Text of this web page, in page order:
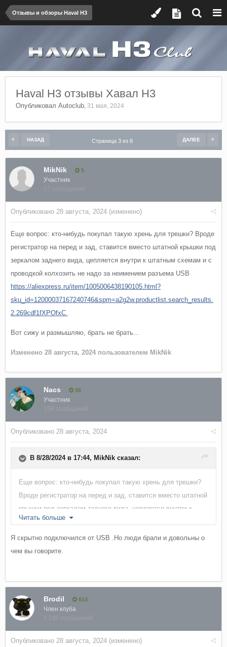
Отзывы и обзоры Haval H3
Haval H3 отзывы Хавал Н3
Опубликовал Autoclub, 31 мая, 2024
НАЗАД ДАЛЕЕ
Страница 3 из 8
MikNik 5
Участник
17 сообщений
Опубликовано 28 августа, 2024 (изменено)
Еще вопрос: кто-нибудь покупал такую хрень для трешки? Вроде
регистратор на перед и зад, ставится вместо штатной крышки под
зеркалом заднего вида, цепляется внутри к штатным схемам и с
проводкой колхозить не надо за неимением разъема USB
https://aliexpress.ru/item/1005006438190105.html?
sku_id=12000037167240746&spm=a2g2w.productlist.search_results.
2.269cdf1fXPOfxC
Вот сижу и размышляю, брать не брать...
Изменено 28 августа, 2024 пользователем MikNik
Nacs 56
Участник
109 сообщений
Опубликовано 28 августа, 2024
В 8/28/2024 в 17:44, MikNik сказал:
Еще вопрос: кто-нибудь покупал такую хрень для трешки?
Вроде регистратор на перед и зад, ставится вместо штатной
крышки под зеркалом заднего вида, цепляется внутри к
штатным схемам и с проводкой колхозить не надо за
неимением разъема USB
https://aliexpress.ru/item/1005006438190105.html?
Вот сижу и размышляю, брать не брать...
Читать больше
Я скрытно подключился от USB .Но люди брали и довольны о
чем вы говорите.
Brodil 614
Член клуба
1 188 сообщений
Опубликовано 28 августа, 2024 (изменено)